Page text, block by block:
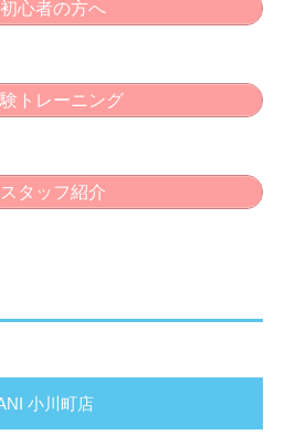
初心者の方へ
トレーニング
スタッフ紹介
小川町店